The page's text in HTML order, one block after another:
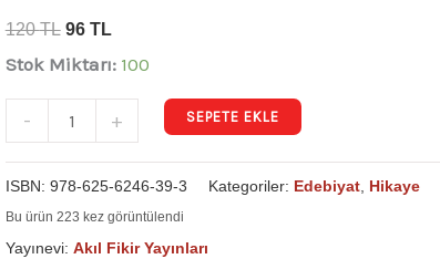
120TL 96 TL
Stok Miktarı: 100
- + SEPETE EKLE
ISBN: 978-625-6246-39-3 Kategoriler: Edebiyat, Hikaye
Bu ürün 223 kez görüntülendi
Yayınevi: Akıl Fikir Yayınları